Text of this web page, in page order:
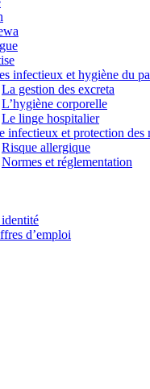
infectieux et hygiène du
La gestion des excreta
L’hygiène corporelle
Le linge hospitalier
infectieux et protection des
Risque allergique
Normes et réglementation
d’emploi